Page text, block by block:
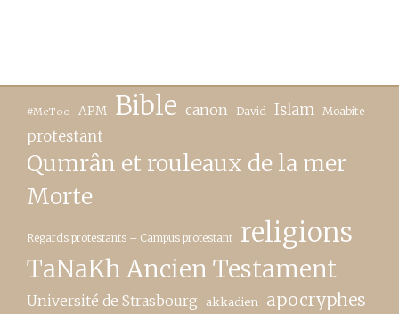
#MeToo APM Bible canon David Islam Moabite
protestant
Qumrân et rouleaux de la mer
Morte
Regards protestants – Campus protestant religions
TaNaKh Ancien Testament
Université de Strasbourg akkadien apocryphes